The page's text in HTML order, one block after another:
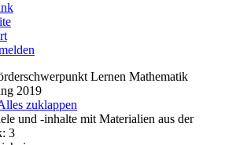
Lernen Mathematik
2019
zuklappen
und -inhalte mit Materialien aus der
3